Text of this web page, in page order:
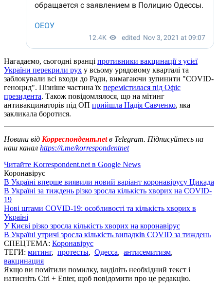
Нагадаємо, сьогодні вранці противники вакцинації з усієї
України перекрили рух у всьому урядовому кварталі та
заблокували всі входи до Ради, вимагаючи зупинити "COVID-
геноцид". Пізніше частина їх перемістилася під Офіс
президента. Також повідомлялося, що на мітинг
антивакцинаторів під ОП прийшла Надія Савченко, яка
закликала боротися.
Новини від Корреспондент.netв Telegram. Підписуйтесь на
наш канал https://t.me/korrespondentnet
Читайте Korrespondent.net в Google News
Коронавірус
В Україні вперше виявили новий варіант коронавірусу Цикада
В Україні за тиждень різко зросла кількість хворих на COVID-
19
Нові штами COVID-19: особливості та кількість хворих в
Україні
У Києві різко зросла кількість хворих на коронавірус
В Україні утричі зросла кількість випадків COVID за тиждень
СПЕЦТЕМА: Коронавірус
ТЕГИ: митинг, протесты, Одесса, антисемитизм,
вакцинация
Якщо ви помітили помилку, виділіть необхідний текст і
натисніть Ctrl + Enter, щоб повідомити про це редакцію.